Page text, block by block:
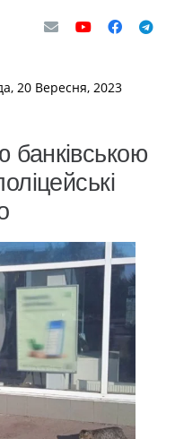
20 Вересня, 2023
банківською